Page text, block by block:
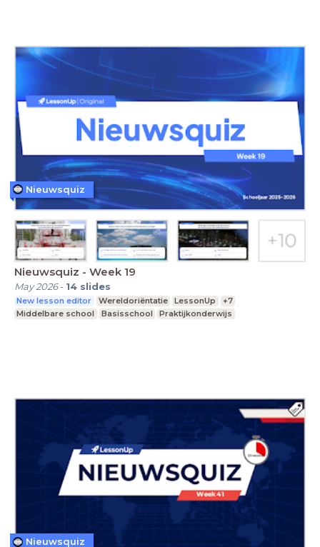
Nieuwsquiz - Week 19
May 2026- 14 slides
New lesson editor Wereldoriëntatie LessonUp
+7
Middelbare school
Basisschool Praktijkonderwijs
Nieuwsquiz
Nieuwsquiz